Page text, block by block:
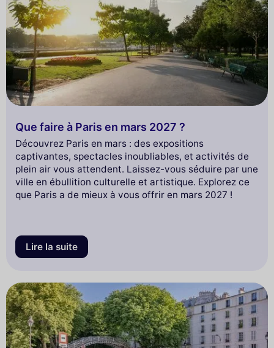
Que faire à Paris en mars 2027 ?
Découvrez Paris en mars : des expositions
captivantes, spectacles inoubliables, et activités de
plein air vous attendent. Laissez-vous séduire par une
ville en ébullition culturelle et artistique. Explorez ce
que Paris a de mieux à vous offrir en mars 2027 !
Lire la suite